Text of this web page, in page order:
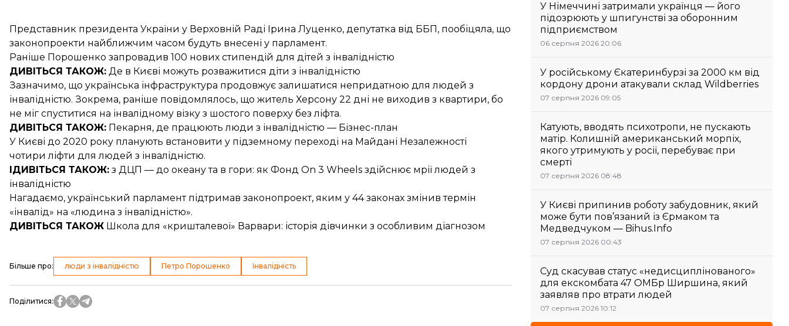
Представник президента України у Верховній Раді Ірина Луценко, депутатка від ББП, пообіцяла, що
законопроекти найближчим часом будуть внесені у парламент.
Раніше Порошенко запровадив 100 нових стипендій для дітей з інвалідністю
ДИВІТЬСЯ ТАКОЖ: Де в Києві можуть розважитися діти з інвалідністю
Зазначимо, що українська інфраструктура продовжує залишатися непридатною для людей з
інвалідністю. Зокрема, раніше повідомлялось, що житель Херсону 22 дні не виходив з квартири, бо
не міг спуститися на інвалідному візку з шостого поверху без ліфта.
ДИВІТЬСЯ ТАКОЖ: Пекарня, де працюютьлюди з інвалідністю — Бізнес-план
У Києві до 2020 року планують встановити у підземному переході на Майдані Незалежності
чотириліфти для людей з інвалідністю.
ІДИВІТЬСЯ ТАКОЖ: з ДЦП — до океану та в гори: як Фонд On 3 Wheels здійснює мрії людей з
інвалідністю
Нагадаємо, український парламент підтримав законопроект, яким у 44 законах змінив термін
«інвалід» на «людина з інвалідністю».
ДИВІТЬСЯ ТАКОЖ Школа для «кришталевої» Варвари: історія дівчинки з особливим діагнозом
Більше про: люди з інвалідністю Петро Порошенко Інвалідність
Поділитися:
У Німеччині затримали українця — його
підозрюють у шпигунстві за оборонним
підприємством
06 серпня 2026 20:06
У російському Єкатеринбурзі за 2000 км від
кордону дрони атакували склад Wildberries
07 серпня 2026 09:05
Катують, вводять психотропи, не пускають
матір. Колишній американський морпіх,
якого утримують у росії, перебуває при
смерті
07 серпня 2026 08:48
У Києві припинив роботу забудовник, який
може бути пов’язаний із Єрмаком та
Медведчуком — Bihus.Info
07 серпня 2026 00:43
Суд скасував статус «недисциплінованого»
для екскомбата 47 ОМБр Ширшина, який
заявляв про втрати людей
07 серпня 2026 10:12